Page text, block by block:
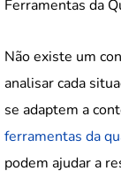
Ferramentas da
Não existe um
analisar cada
se adaptem a
ferramentas da
podem ajudar a